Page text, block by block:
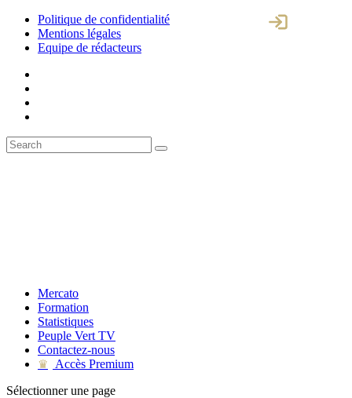
Politique de confidentialité
Mentions légales
Equipe de rédacteurs
Mercato
Formation
Statistiques
Peuple Vert TV
Contactez-nous
♛
Accès Premium
Sélectionner une page